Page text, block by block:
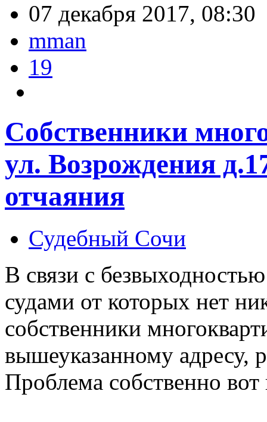
07 декабря 2017, 08:30
mman
19
Собственники
ул. Возрождения
отчаяния
Судебный Сочи
В связи с
судами от которых нет
собственники
вышеуказанному адресу,
Проблема собственно